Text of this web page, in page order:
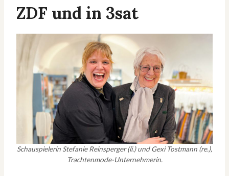
ZDF und in 3sat
Schauspielerin Stefanie Reinsperger (li.) und Gexi Tostmann (re.),
Trachtenmode-Unternehmerin.